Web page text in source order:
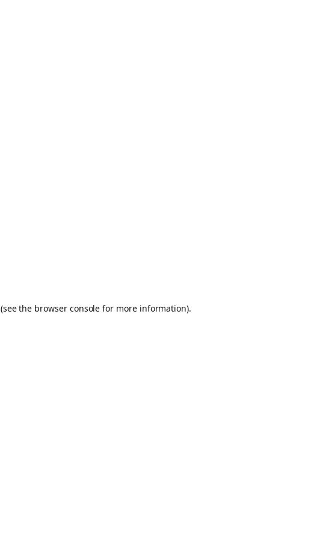
(see the browser console for more information).